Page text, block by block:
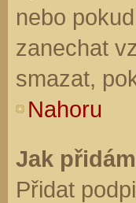
nebo
zanechat
smazat,
Nahoru
Jak
Přidat